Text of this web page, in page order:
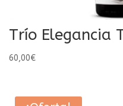
Trío Elegancia
60,00€